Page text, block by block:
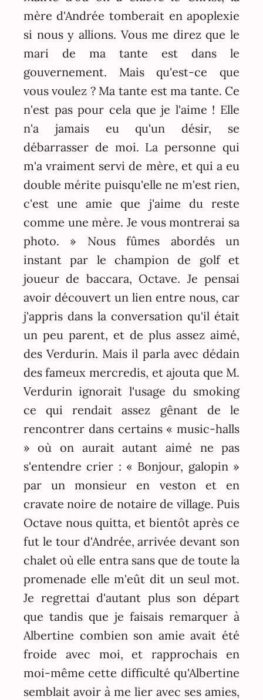
mère d'Andrée tomberait en apoplexie
si nous y allions. Vous me direz que le
mari de ma tante est dans le
gouvernement. Mais qu'est-ce que
vous voulez ? Ma tante est ma tante. Ce
n'est pas pour cela que je l'aime ! Elle
n'a jamais eu qu'un désir, se
débarrasser de moi. La personne qui
m'a vraiment servi de mère, et qui a eu
double mérite puisqu'elle ne m'est rien,
c'est une amie que j'aime du reste
comme une mère. Je vous montrerai sa
photo. » Nous fûmes abordés un
instant par le champion de golf et
joueur de baccara, Octave. Je pensai
avoir découvert un lien entre nous, car
j'appris dans la conversation qu'il était
un peu parent, et de plus assez aimé,
des Verdurin. Mais il parla avec dédain
des fameux mercredis, et ajouta que M.
Verdurin ignorait l'usage du smoking
ce qui rendait assez gênant de le
rencontrer dans certains « music-halls
» où on aurait autant aimé ne pas
s'entendre crier : « Bonjour, galopin »
par un monsieur en veston et en
cravate noire de notaire de village. Puis
Octave nous quitta, et bientôt après ce
fut le tour d'Andrée, arrivée devant son
chalet où elle entra sans que de toute la
promenade elle m'eût dit un seul mot.
Je regrettai d'autant plus son départ
que tandis que je faisais remarquer à
Albertine combien son amie avait été
froide avec moi, et rapprochais en
moi-même cette difficulté qu'Albertine
semblait avoir à me lier avec ses amies,